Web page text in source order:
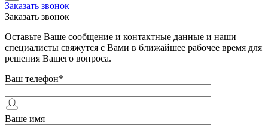
Заказать звонок
Заказать звонок
Оставьте Ваше сообщение и контактные данные и наши
специалисты свяжутся с Вами в ближайшее рабочее время для
решения Вашего вопроса.
Ваш телефон*
Ваше имя